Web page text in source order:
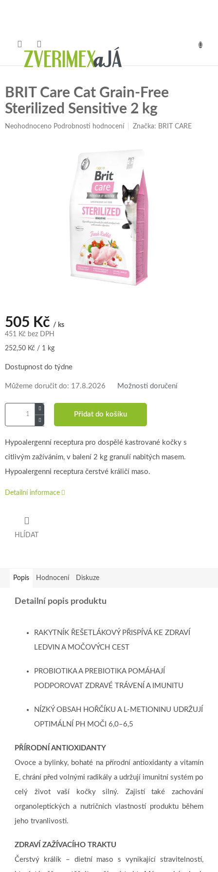
BRIT Care Cat Grain-Free
Sterilized Sensitive 2 kg
Průměrné
Neohodnoceno Podrobnosti hodnocení Značka: BRIT CARE
505 Kč / ks
451 Kč bez DPH
Měrná
252,50 Kč / 1 kg
Dostupnost do týdne
Můžeme doručit do: 17.8.2026 Možnosti doručení
Přidat do košíku
Hypoalergenní receptura pro dospělé kastrované kočky s
citlivým zažíváním, v balení 2 kg granulí nabitých masem.
Hypoalergenni receptura čerstvé králičí maso.
Detailní informace
HLÍDAT
Popis Hodnocení Diskuze
Detailní popis produktu
RAKYTNÍK ŘEŠETLÁKOVÝ PŘISPÍVÁ KE ZDRAVÍ
LEDVIN A MOČOVÝCH CEST
PROBIOTIKA A PREBIOTIKA POMÁHAJÍ
PODPOROVAT ZDRAVÉ TRÁVENÍ A IMUNITU
NÍZKÝ OBSAH HOŘČÍKU A L-METIONINU UDRŽUJÍ
OPTIMÁLNÍ PH MOČI 6,0–6,5
PŘÍRODNÍ ANTIOXIDANTY
Ovoce a bylinky, bohaté na přírodní antioxidanty a vitamín
E, chrání před volnými radikály a udržují imunitní systém po
celý život vaší kočky silný. Zajistí také zachování
organoleptických a nutričních vlastností produktu během
jeho trvanlivosti.
ZDRAVÍ ZAŽÍVACÍHO TRAKTU
Čerstvý králík – dietní maso s vynikající stravitelností,